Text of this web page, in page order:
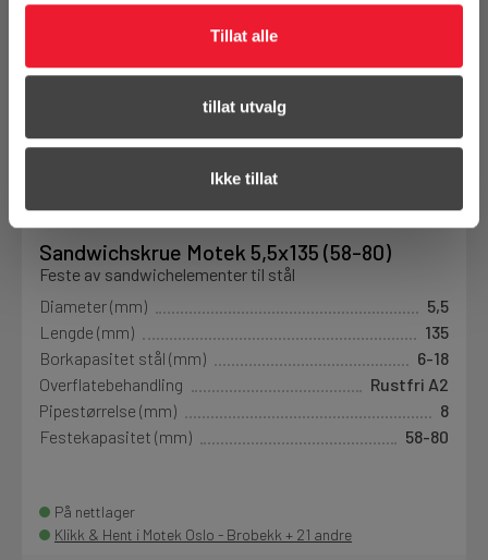
Tillat alle
tillat utvalg
Ikke tillat
Art.nr. 124255135
Sandwichskrue Motek 5,5x135 (58-80)
Feste av sandwichelementer til stål
Diameter (mm)
5,5
Lengde (mm)
135
Borkapasitet stål (mm)
6-18
Overflatebehandling
Rustfri A2
Pipestørrelse (mm)
8
Festekapasitet (mm)
58-80
På nettlager
Klikk & Hent i Motek Oslo - Brobekk + 21 andre